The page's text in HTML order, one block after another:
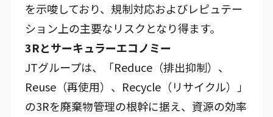
を示唆しており、規制対応およびレピュテー
ション上の主要なリスクとなり得ます。
3Rとサーキュラーエコノミー
JTグループは、「Reduce（排出抑制）、
Reuse（再使用）、Recycle（リサイクル）」
の3Rを廃棄物管理の根幹に据え、資源の効率